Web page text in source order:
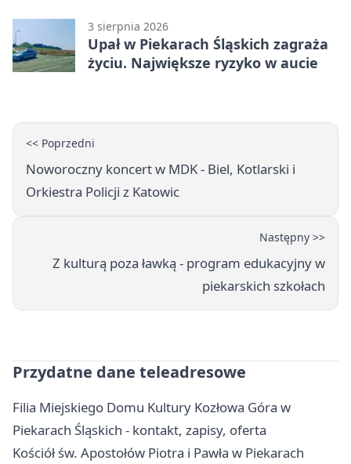
3 sierpnia 2026
Upał w Piekarach Śląskich zagraża
życiu. Największe ryzyko w aucie
<< Poprzedni
Noworoczny koncert w MDK - Biel, Kotlarski i
Orkiestra Policji z Katowic
Następny >>
Z kulturą poza ławką - program edukacyjny w
piekarskich szkołach
Przydatne dane teleadresowe
Filia Miejskiego Domu Kultury Kozłowa Góra w
Piekarach Śląskich - kontakt, zapisy, oferta
Kościół św. Apostołów Piotra i Pawła w Piekarach